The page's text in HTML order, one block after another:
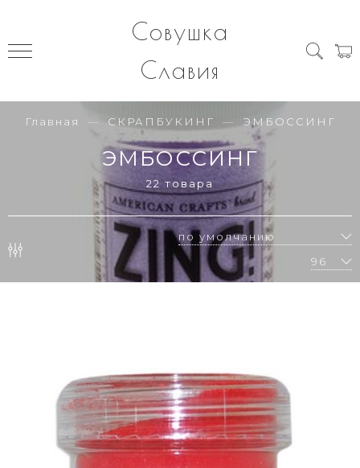
Совушка
Славия
Главная СКРАПБУКИНГ ЭМБОССИНГ
ЭМБОССИНГ
22 товара